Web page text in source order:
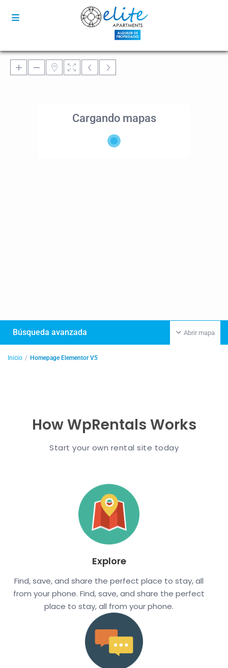
Cargando mapas
Abrir mapa
Búsqueda avanzada
Inicio Homepage Elementor V5
How WpRentals Works
Start your own rental site today
Explore
Find, save, and share the perfect place to stay, all
from your phone. Find, save, and share the perfect
place to stay, all from your phone.